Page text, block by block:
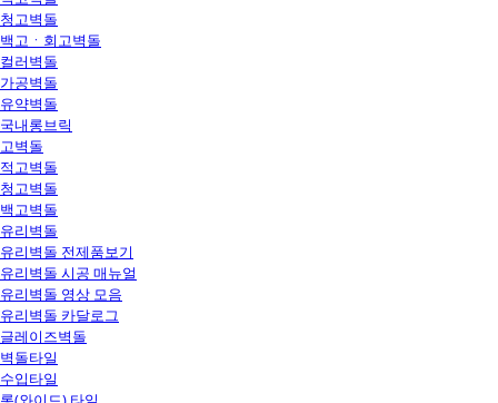
청고벽돌
백고ㆍ회고벽돌
컬러벽돌
가공벽돌
유약벽돌
국내롱브릭
고벽돌
적고벽돌
청고벽돌
백고벽돌
유리벽돌
유리벽돌 전제품보기
유리벽돌 시공 매뉴얼
유리벽돌 영상 모음
유리벽돌 카달로그
글레이즈벽돌
벽돌타일
수입타일